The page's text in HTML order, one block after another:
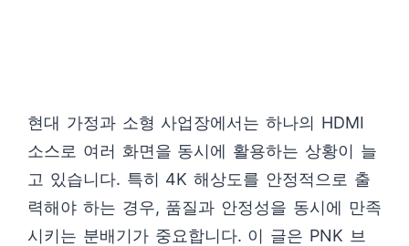
현대 가정과 소형 사업장에서는 하나의 HDMI
소스로 여러 화면을 동시에 활용하는 상황이 늘
고 있습니다. 특히 4K 해상도를 안정적으로 출
력해야 하는 경우, 품질과 안정성을 동시에 만족
시키는 분배기가 중요합니다. 이 글은 PNK 브